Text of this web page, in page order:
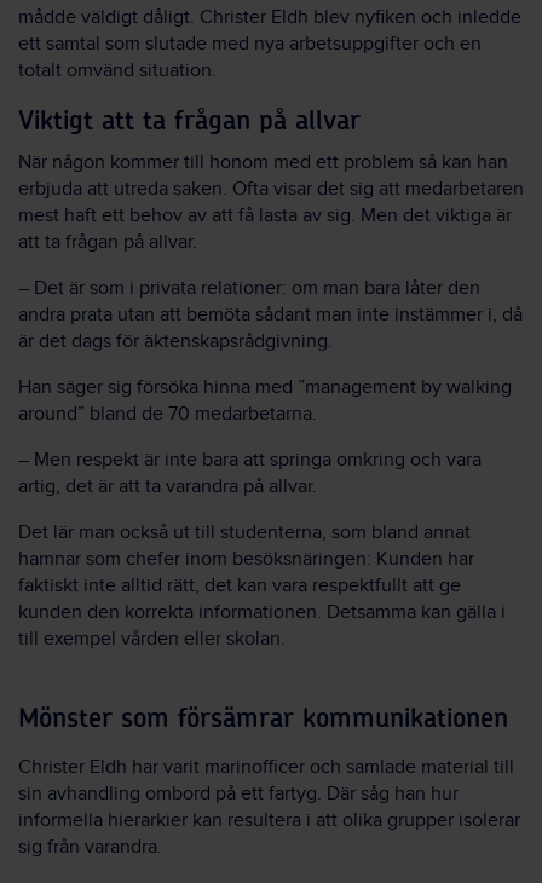
mådde väldigt dåligt. Christer Eldh blev nyfiken och inledde
ett samtal som slutade med nya arbetsuppgifter och en
totalt omvänd situation.
Viktigt att ta frågan på allvar
När någon kommer till honom med ett problem så kan han
erbjuda att utreda saken. Ofta visar det sig att medarbetaren
mest haft ett behov av att få lasta av sig. Men det viktiga är
att ta frågan på allvar.
– Det är som i privata relationer: om man bara låter den
andra prata utan att bemöta sådant man inte instämmer i, då
är det dags för äktenskapsrådgivning.
Han säger sig försöka hinna med ”management by walking
around” bland de 70 medarbetarna.
– Men respekt är inte bara att springa omkring och vara
artig, det är att ta varandra på allvar.
Det lär man också ut till studenterna, som bland annat
hamnar som chefer inom besöksnäringen: Kunden har
faktiskt inte alltid rätt, det kan vara respektfullt att ge
kunden den korrekta informationen. Detsamma kan gälla i
till exempel vården eller skolan.
Mönster som försämrar kommunikationen
Christer Eldh har varit marinofficer och samlade material till
sin avhandling ombord på ett fartyg. Där såg han hur
informella hierarkier kan resultera i att olika grupper isolerar
sig från varandra.